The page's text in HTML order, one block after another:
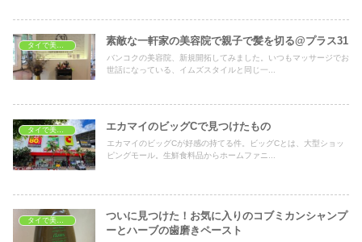
素敵な一軒家の美容院で親子で髪を切る@プラス31
バンコクの美容院、新規開拓してみました。いつもマッサージでお
世話になっている、イムズスタイルと同じ一...
タイで美容・健康 エカマイのビッグCで見つけたもの
エカマイのビッグCが好感の持てる件。ビッグCとは、大型ショッ
ピングモール。生鮮食料品からホームファニ...
ついに見つけた！お気に入りのコブミカンシャンプ
ーとハーブの歯磨きペースト